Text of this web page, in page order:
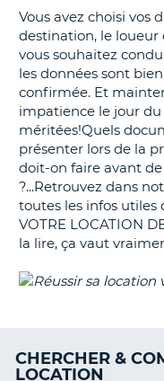
Vous avez choisi vos
destination, le
vous souhaitez
les données sont
confirmée. Et
impatience le jour
méritées!Quels
présenter lors de la
doit-on faire avant
?...Retrouvez dans
toutes les infos utiles
VOTRE LOCATION
la lire, ça vaut
CHERCHER &
LOCATION